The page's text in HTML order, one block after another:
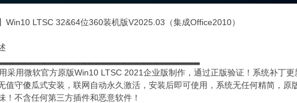
Win10 LTSC 32&64位360装机版V2025.03（集成Office2010）
用微软官方原版Win10 LTSC 2021企业版制作，通过正版验证！系统补丁更
值守傻瓜式安装，联网自动永久激活，安装后即可使用，系统无任何精简，原
！不含任何第三方插件和恶意软件！